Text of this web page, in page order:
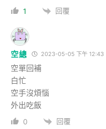
1 回覆
空總 2023-05-05 下午 12:43
空單回補
白忙
空手沒煩惱
外出吃飯
0 回覆